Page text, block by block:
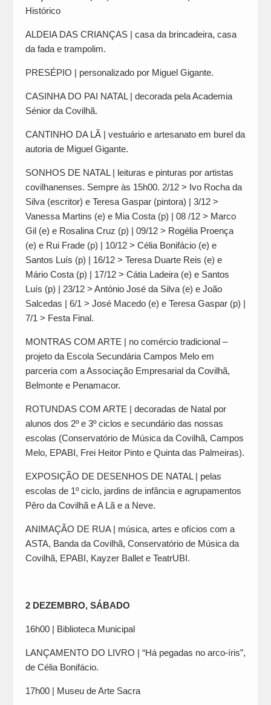
Histórico
ALDEIA DAS CRIANÇAS | casa da brincadeira, casa
da fada e trampolim.
PRESÉPIO | personalizado por Miguel Gigante.
CASINHA DO PAI NATAL | decorada pela Academia
Sénior da Covilhã.
CANTINHO DA LÃ | vestuário e artesanato em burel da
autoria de Miguel Gigante.
SONHOS DE NATAL | leituras e pinturas por artistas
covilhanenses. Sempre às 15h00. 2/12 > Ivo Rocha da
Silva (escritor) e Teresa Gaspar (pintora) | 3/12 >
Vanessa Martins (e) e Mia Costa (p) | 08 /12 > Marco
Gil (e) e Rosalina Cruz (p) | 09/12 > Rogélia Proença
(e) e Rui Frade (p) | 10/12 > Célia Bonifácio (e) e
Santos Luís (p) | 16/12 > Teresa Duarte Reis (e) e
Mário Costa (p) | 17/12 > Cátia Ladeira (e) e Santos
Luís (p) | 23/12 > António José da Silva (e) e João
Salcedas | 6/1 > José Macedo (e) e Teresa Gaspar (p) |
7/1 > Festa Final.
MONTRAS COM ARTE | no comércio tradicional –
projeto da Escola Secundária Campos Melo em
parceria com a Associação Empresarial da Covilhã,
Belmonte e Penamacor.
ROTUNDAS COM ARTE | decoradas de Natal por
alunos dos 2º e 3º ciclos e secundário das nossas
escolas (Conservatório de Música da Covilhã, Campos
Melo, EPABI, Frei Heitor Pinto e Quinta das Palmeiras).
EXPOSIÇÃO DE DESENHOS DE NATAL | pelas
escolas de 1º ciclo, jardins de infância e agrupamentos
Pêro da Covilhã e A Lã e a Neve.
ANIMAÇÃO DE RUA | música, artes e ofícios com a
ASTA, Banda da Covilhã, Conservatório de Música da
Covilhã, EPABI, Kayzer Ballet e TeatrUBI.
2 DEZEMBRO, SÁBADO
16h00 | Biblioteca Municipal
LANÇAMENTO DO LIVRO | “Há pegadas no arco-íris”,
de Célia Bonifácio.
17h00 | Museu de Arte Sacra